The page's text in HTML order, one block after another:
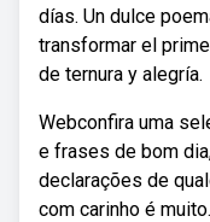
días. Un dulce
transformar el
de ternura y alegría.
Webconfira uma
e frases de bom
declarações de
com carinho é